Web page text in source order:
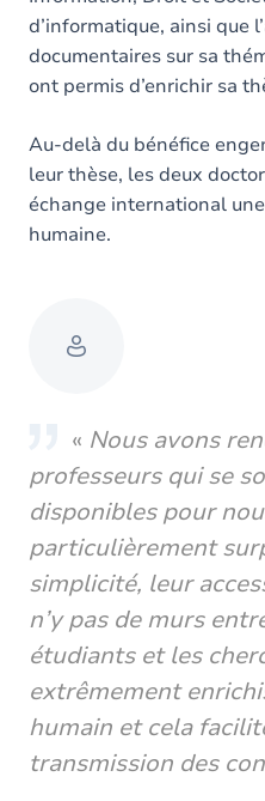
d’informatique, ainsi que
documentaires sur sa
ont permis d’enrichir sa
Au-delà du bénéfice
leur thèse, les deux
échange international
humaine.
« Nous avons
professeurs qui se
disponibles pour
particulièrement
simplicité, leur
n’y pas de murs
étudiants et les
extrêmement
humain et cela
transmission des